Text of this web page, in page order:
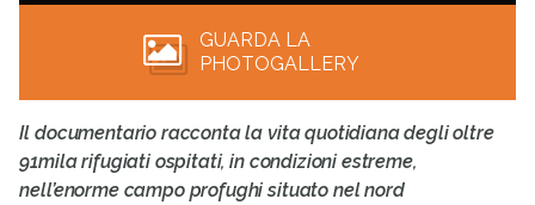
GUARDA LA
PHOTOGALLERY
Il documentario racconta la vita quotidiana degli oltre
91mila rifugiati ospitati, in condizioni estreme,
nell’enorme campo profughi situato nel nord